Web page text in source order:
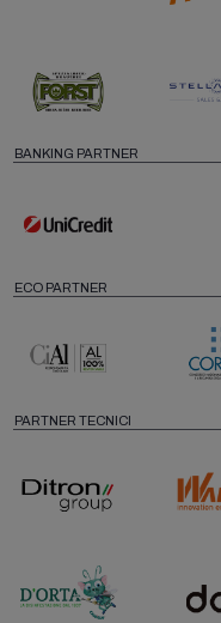
BANKING PARTNER
ECO PARTNER
PARTNER TECNICI